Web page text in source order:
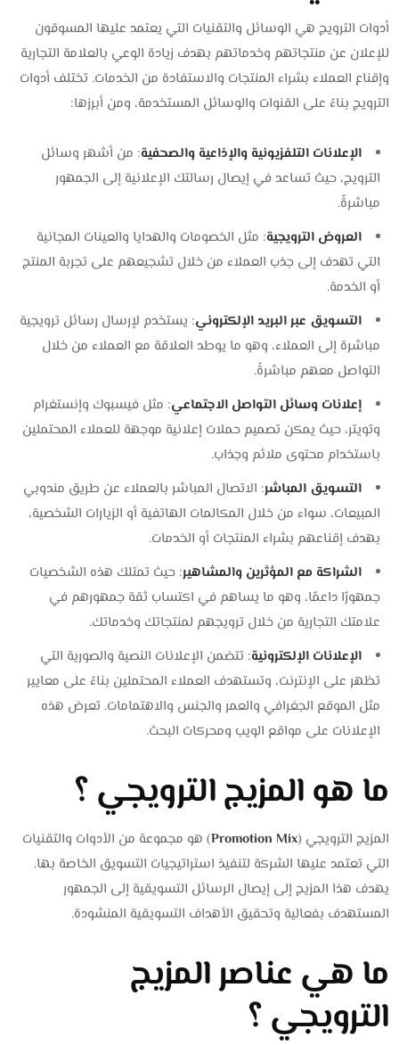
أدوات الترويج هي الوسائل والتقنيات التي يعتمد عليها المسوقون
للإعلان عن منتجاتهم وخدماتهم بهدف زيادة الوعي بالعلامة التجارية
وإقناع العملاء بشراء المنتجات والاستفادة من الخدمات. تختلف أدوات
الترويج بناءً على القنوات والوسائل المستخدمة، ومن أبرزها:
الإعلانات التلفزيونية والإذاعية والصحفية: من أشهر وسائل
الترويج، حيث تساعد في إيصال رسالتك الإعلانية إلى الجمهور
مباشرةً.
العروض الترويجية: مثل الخصومات والهدايا والعينات المجانية
التي تهدف إلى جذب العملاء من خلال تشجيعهم على تجربة المنتج
أو الخدمة.
التسويق عبر البريد الإلكتروني: يستخدم لإرسال رسائل ترويجية
مباشرة إلى العملاء، وهو ما يوطد العلاقة مع العملاء من خلال
التواصل معهم مباشرةً.
إعلانات وسائل التواصل الاجتماعي: مثل فيسبوك وإنستغرام
وتويتر، حيث يمكن تصميم حملات إعلانية موجهة للعملاء المحتملين
باستخدام محتوى ملائم وجذاب.
التسويق المباشر: الاتصال المباشر بالعملاء عن طريق مندوبي
المبيعات، سواء من خلال المكالمات الهاتفية أو الزيارات الشخصية،
بهدف إقناعهم بشراء المنتجات أو الخدمات.
الشراكة مع المؤثرين والمشاهير: حيث تمتلك هذه الشخصيات
جمهورًا داعمًا، وهو ما يساهم في اكتساب ثقة جمهورهم في
علامتك التجارية من خلال ترويجهم لمنتجاتك وخدماتك.
الإعلانات الإلكترونية: تتضمن الإعلانات النصية والصورية التي
تظهر على الإنترنت، وتستهدف العملاء المحتملين بناءً على معايير
مثل الموقع الجغرافي والعمر والجنس والاهتمامات. تعرض هذه
الإعلانات على مواقع الويب ومحركات البحث.
ما هو المزيج الترويجي ؟
المزيج الترويجي (Promotion Mix) هو مجموعة من الأدوات والتقنيات
التي تعتمد عليها الشركة لتنفيذ استراتيجيات التسويق الخاصة بها.
يهدف هذا المزيج إلى إيصال الرسائل التسويقية إلى الجمهور
المستهدف بفعالية وتحقيق الأهداف التسويقية المنشودة.
ما هي عناصر المزيج
الترويجي ؟